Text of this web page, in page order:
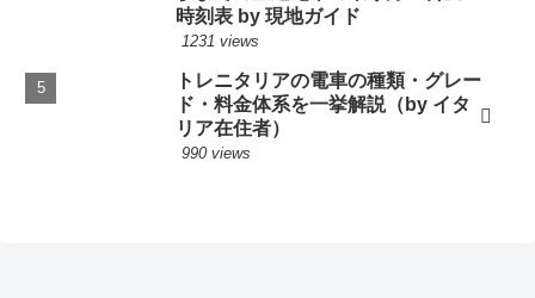
時刻表 by 現地ガイド
1231 views
トレニタリアの電車の種類・グレー
ド・料金体系を一挙解説（by イタ
リア在住者）
990 views